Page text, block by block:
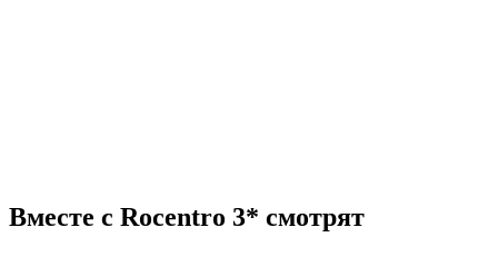
Вместе с Rocentro 3* смотрят